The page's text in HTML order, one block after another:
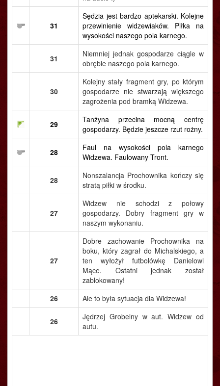
31
Sędzia jest bardzo aptekarski. Kolejne
przewinienie widzewiaków. Piłka na
wysokości naszego pola karnego.
31
Niemniej jednak gospodarze ciągle w
obrębie naszego pola karnego.
30
Kolejny stały fragment gry, po którym
gospodarze nie stwarzają większego
zagrożenia pod bramką Widzewa.
29
Tanżyna przecina mocną centrę
gospodarzy. Będzie jeszcze rzut rożny.
28
Faul na wysokości pola karnego
Widzewa. Faulowany Tront.
28
Nonszalancja Prochownika kończy się
stratą piłki w środku.
27
Widzew nie schodzi z połowy
gospodarzy. Dobry fragment gry w
naszym wykonaniu.
27
Dobre zachowanie Prochownika na
boku, który zagrał do Michalskiego, a
ten wyłożył futbolówkę Danielowi
Mące. Ostatni jednak został
zablokowany!
26
Ale to była sytuacja dla Widzewa!
26
Jędrzej Grobelny w aut. Widzew od
autu.